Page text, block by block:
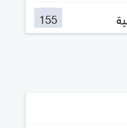
155